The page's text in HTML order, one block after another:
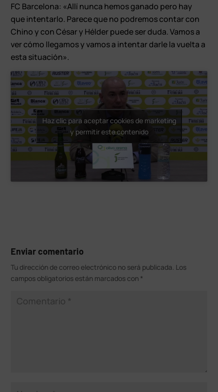
FC Barcelona: «Allí nunca hemos ganado pero hay
que intentarlo. Parece que no podremos contar con
Chino y con César y Hélder puede ser duda. Vamos a
ver cómo llegamos y vamos a intentar darle la vuelta a
esta situación».
Haz clic para aceptar cookies de marketing
y permitir este contenido
Enviar comentario
Tu dirección de correo electrónico no será publicada. Los
campos obligatorios están marcados con *